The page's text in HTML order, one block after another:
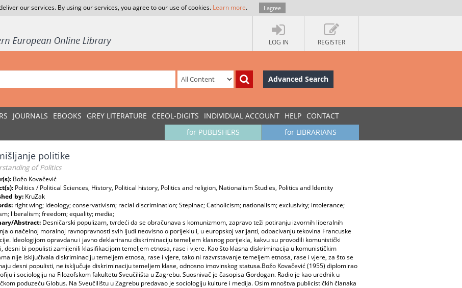
our services. By using our services, you agree to our use of cookies. Learn more. I agree
LOG IN REGISTER
Advanced Search
JOURNALS EBOOKS GREY LITERATURE CEEOL-DIGITS INDIVIDUAL ACCOUNT HELP CONTACT
for LIBRARIANS
for PUBLISHERS
politike
of Politics
Božo Kovačević
Politics / Political Sciences, History, Political history, Politics and religion, Nationalism Studies, Politics and Identity
by: KruZak
right wing; ideology; conservativism; racial discrimination; Stepinac; Catholicism; nationalism; exclusivity; intolerance;
liberalism; freedom; equality; media;
Abstract: Desničarski populizam, tvrdeći da se obračunava s komunizmom, zapravo teži potiranju izvornih liberalnih
o načelnoj moralnoj ravnopravnosti svih ljudi neovisno o porijeklu i, u europskoj varijanti, odbacivanju tekovina Francuske
Ideologijom opravdanu i javno deklariranu diskriminaciju temeljem klasnog porijekla, kakvu su provodili komunistički
desni bi populisti zamijenili klasifikacijom temeljem etnosa, rase i vjere. Kao što klasna diskriminacija u komunističkim
nije isključivala diskriminaciju temeljem etnosa, rase i vjere, tako ni razvrstavanje temeljem etnosa, rase i vjere, za što se
desni populisti, ne isključuje diskriminaciju temeljem klase, odnosno imovinskog statusa.Božo Kovačević (1955) diplomirao
i sociologiju na Filozofskom fakultetu Sveučilišta u Zagrebu. Suosnivač je časopisa Gordogan. Radio je kao urednik u
poduzeću Globus. Na Sveučilištu u Zagrebu predavao je sociologiju kulture i medija. Osim mnoštva publicističkih članaka